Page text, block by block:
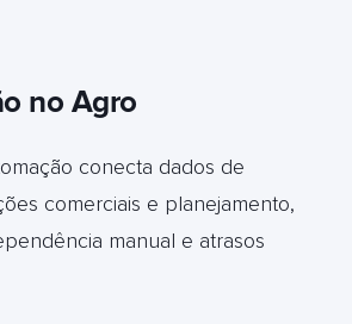
no Agro
conecta dados de
comerciais e planejamento,
manual e atrasos